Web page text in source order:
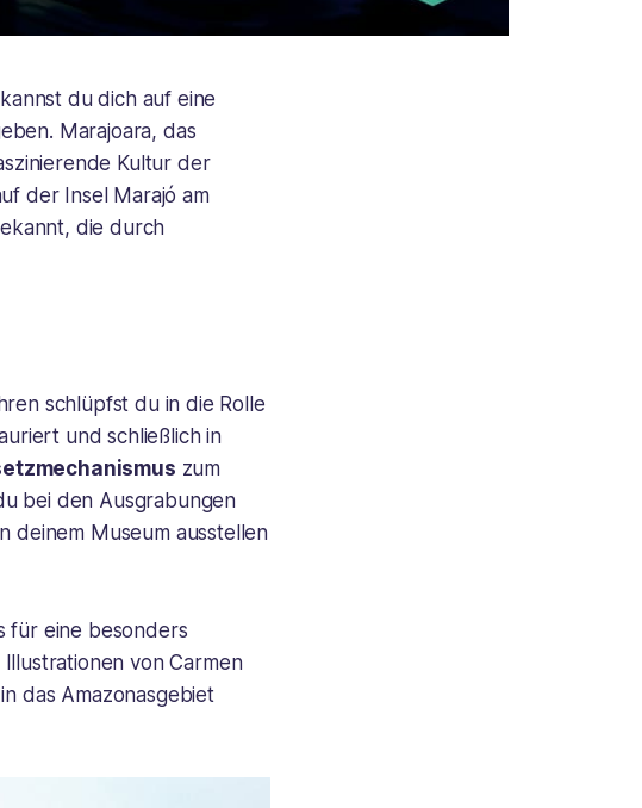
du dich auf eine
Marajoara, das
Kultur der
der Insel Marajó am
die durch
schlüpfst du in die Rolle
und schließlich in
zum
bei den Ausgrabungen
deinem Museum ausstellen
für eine besonders
von Carmen
das Amazonasgebiet